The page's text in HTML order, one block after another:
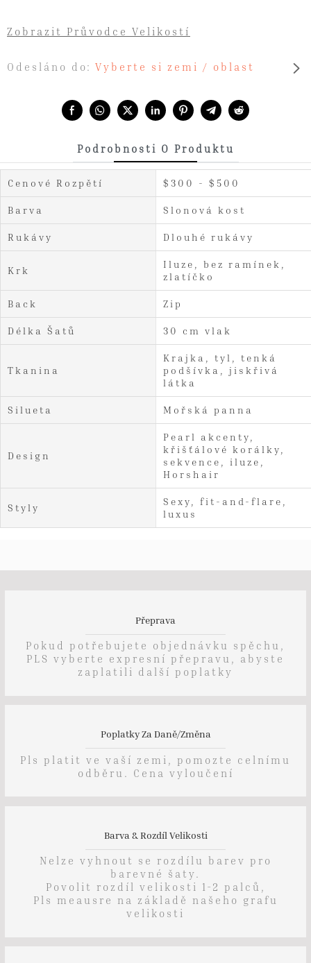
Odesláno do: Vyberte si zemi / oblast
Zobrazit Průvodce Velikostí
Podrobnosti O Produktu
Cenové Rozpětí $300 - $500
Barva Slonová kost
Rukávy Dlouhé rukávy
Krk
Iluze, bez ramínek,
zlatíčko
Back Zip
Délka Šatů 30 cm vlak
Tkanina
Krajka, tyl, tenká
podšívka, jiskřivá
látka
Silueta Mořská panna
Design
Pearl akcenty,
křišťálové korálky,
sekvence, iluze,
Horshair
Styly
Sexy, fit-and-flare,
luxus
Přeprava
Pokud potřebujete objednávku spěchu,
PLS vyberte expresní přepravu, abyste
zaplatili další poplatky
Poplatky Za Daně/změna
Pls platit ve vaší zemi, pomozte celnímu
odběru. Cena vyloučení
Barva & Rozdíl Velikosti
Nelze vyhnout se rozdílu barev pro
barevné šaty.
Povolit rozdíl velikosti 1-2 palců,
Pls meausre na základě našeho grafu
velikosti